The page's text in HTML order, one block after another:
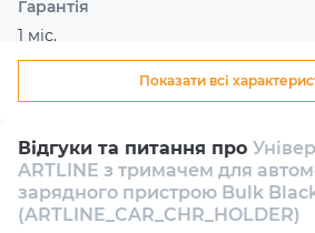
Гарантія
1 міс.
Чорний
Показати всі
Відгуки та питання про
ARTLINE з тримачем для
зарядного пристрою Bulk
(ARTLINE_CAR_CHR_HOLDER)